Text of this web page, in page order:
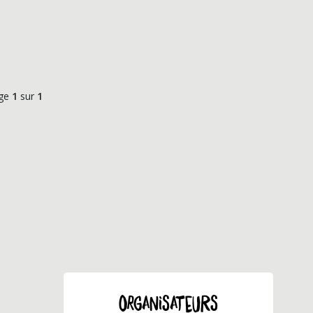
1 sur 1
ORGANISATEURS